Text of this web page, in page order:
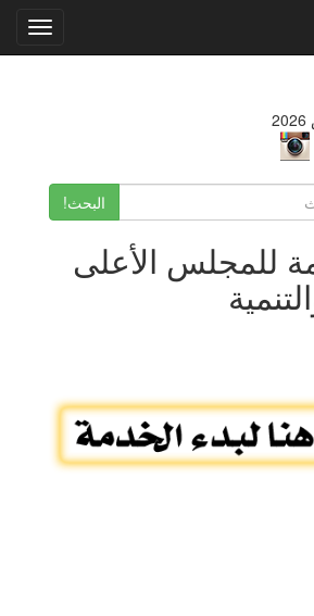
البحث!
للمجلس الأعلى